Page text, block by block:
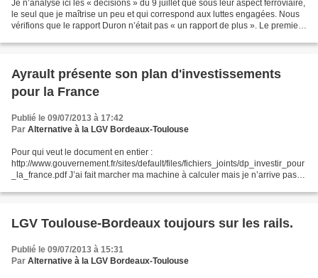
Je n’analyse ici les « décisions » du 9 juillet que sous leur aspect ferroviaire,
le seul que je maîtrise un peu et qui correspond aux luttes engagées. Nous
vérifions que le rapport Duron n’était pas « un rapport de plus ». Le premier
Ayrault présente son plan d'investissements
pour la France
Publié le 09/07/2013 à 17:42
Par Alternative à la LGV Bordeaux-Toulouse
Pour qui veut le document en entier :
http://www.gouvernement.fr/sites/default/files/fichiers_joints/dp_investir_pour
_la_france.pdf J’ai fait marcher ma machine à calculer mais je n’arrive pas à
LGV Toulouse-Bordeaux toujours sur les rails.
Publié le 09/07/2013 à 15:31
Par Alternative à la LGV Bordeaux-Toulouse